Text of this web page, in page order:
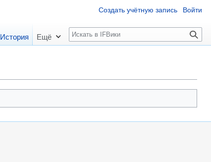
Создать учётную запись Войти
История Ещё
П
о
к